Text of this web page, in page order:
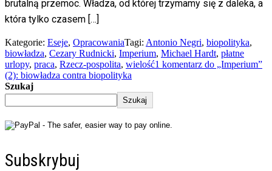
brutalną przemoc. Władza, od której trzymamy się z daleka, a
która tylko czasem […]
Kategorie: Eseje, OpracowaniaTagi: Antonio Negri, biopolityka,
biowładza, Cezary Rudnicki, Imperium, Michael Hardt, płatne
urlopy, praca, Rzecz-pospolita, wielość1 komentarz do „Imperium”
(2): biowładza contra biopolityka
Szukaj
Szukaj
Subskrybuj